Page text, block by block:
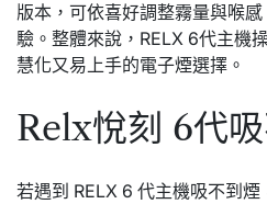
版本，可依喜好調整霧量與喉
驗。整體來說，RELX 6代主機
慧化又易上手的電子煙選擇。
Relx悅刻 6代
若遇到 RELX 6 代主機吸不到